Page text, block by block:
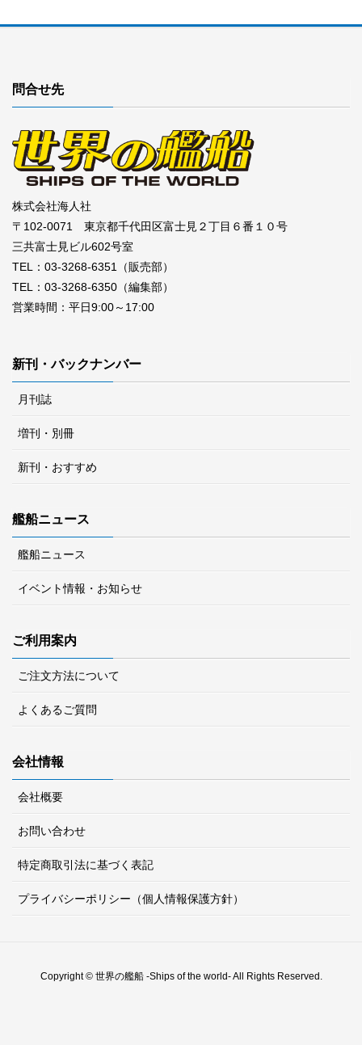
問合せ先
株式会社海人社
〒102-0071 東京都千代田区富士見２丁目６番１０号
三共富士見ビル602号室
TEL：03-3268-6351（販売部）
TEL：03-3268-6350（編集部）
営業時間：平日9:00～17:00
新刊・バックナンバー
月刊誌
増刊・別冊
新刊・おすすめ
艦船ニュース
艦船ニュース
イベント情報・お知らせ
ご利用案内
ご注文方法について
よくあるご質問
会社情報
会社概要
お問い合わせ
特定商取引法に基づく表記
プライバシーポリシー（個人情報保護方針）
Copyright © 世界の艦船 -Ships of the world- All Rights Reserved.